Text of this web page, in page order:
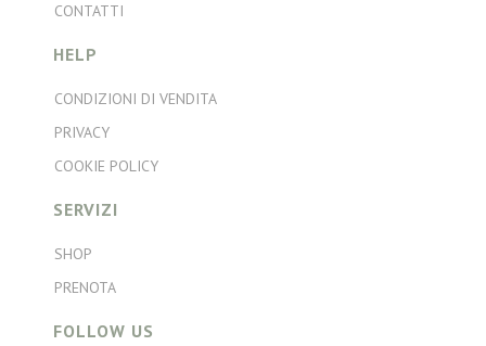
CONTATTI
HELP
CONDIZIONI DI VENDITA
PRIVACY
COOKIE POLICY
SERVIZI
SHOP
PRENOTA
FOLLOW US